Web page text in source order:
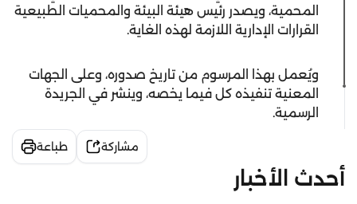
المحمية، ويصدر رئيس هيئة البيئة والمحميات الطبيعية
القرارات الإدارية اللازمة لهذه الغاية.
ويُعمل بهذا المرسوم من تاريخ صدوره، وعلى الجهات
المعنية تنفيذه كل فيما يخصه، وينشر في الجريدة
الرسمية.
مشاركة طباعة
أحدث الأخبار